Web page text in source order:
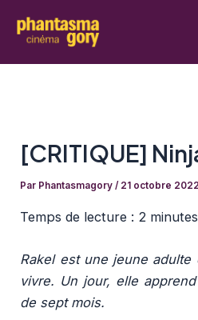
[CRITIQUE]
Par Phantasmagory/ 21 octobre 2022
Temps de lecture : 2 minutes
Rakel est une jeune
vivre. Un jour, elle
de sept mois.